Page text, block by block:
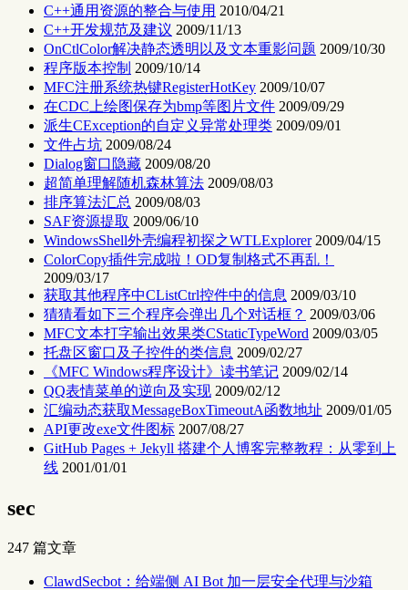
C++通用资源的整合与使用 2010/04/21
C++开发规范及建议 2009/11/13
OnCtlColor解决静态透明以及文本重影问题 2009/10/30
程序版本控制 2009/10/14
MFC注册系统热键RegisterHotKey 2009/10/07
在CDC上绘图保存为bmp等图片文件 2009/09/29
派生CException的自定义异常处理类 2009/09/01
文件占坑 2009/08/24
Dialog窗口隐藏 2009/08/20
超简单理解随机森林算法 2009/08/03
排序算法汇总 2009/08/03
SAF资源提取 2009/06/10
WindowsShell外壳编程初探之WTLExplorer 2009/04/15
ColorCopy插件完成啦！OD复制格式不再乱！
2009/03/17
获取其他程序中CListCtrl控件中的信息 2009/03/10
猜猜看如下三个程序会弹出几个对话框？ 2009/03/06
MFC文本打字输出效果类CStaticTypeWord 2009/03/05
托盘区窗口及子控件的类信息 2009/02/27
《MFC Windows程序设计》读书笔记 2009/02/14
QQ表情菜单的逆向及实现 2009/02/12
汇编动态获取MessageBoxTimeoutA函数地址 2009/01/05
API更改exe文件图标 2007/08/27
GitHub Pages + Jekyll 搭建个人博客完整教程：从零到上
线 2001/01/01
sec
247 篇文章
ClawdSecbot：给端侧 AI Bot 加一层安全代理与沙箱